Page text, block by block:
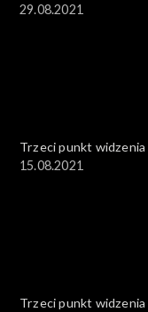
29.08.2021
Trzeci punkt widzenia
15.08.2021
Trzeci punkt widzenia